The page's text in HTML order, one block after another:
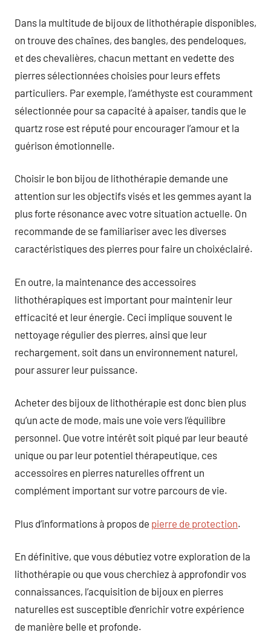
Dans la multitude de bijoux de lithothérapie disponibles,
on trouve des chaînes, des bangles, des pendeloques,
et des chevalières, chacun mettant en vedette des
pierres sélectionnées choisies pour leurs effets
particuliers. Par exemple, l’améthyste est couramment
sélectionnée pour sa capacité à apaiser, tandis que le
quartz rose est réputé pour encourager l’amour et la
guérison émotionnelle.
Choisir le bon bijou de lithothérapie demande une
attention sur les objectifs visés et les gemmes ayant la
plus forte résonance avec votre situation actuelle. On
recommande de se familiariser avec les diverses
caractéristiques des pierres pour faire un choixéclairé.
En outre, la maintenance des accessoires
lithothérapiques est important pour maintenir leur
efficacité et leur énergie. Ceci implique souvent le
nettoyage régulier des pierres, ainsi que leur
rechargement, soit dans un environnement naturel,
pour assurer leur puissance.
Acheter des bijoux de lithothérapie est donc bien plus
qu’un acte de mode, mais une voie vers l’équilibre
personnel. Que votre intérêt soit piqué par leur beauté
unique ou par leur potentiel thérapeutique, ces
accessoires en pierres naturelles offrent un
complément important sur votre parcours de vie.
Plus d’informations à propos de pierre de protection.
En définitive, que vous débutiez votre exploration de la
lithothérapie ou que vous cherchiez à approfondir vos
connaissances, l’acquisition de bijoux en pierres
naturelles est susceptible d’enrichir votre expérience
de manière belle et profonde.